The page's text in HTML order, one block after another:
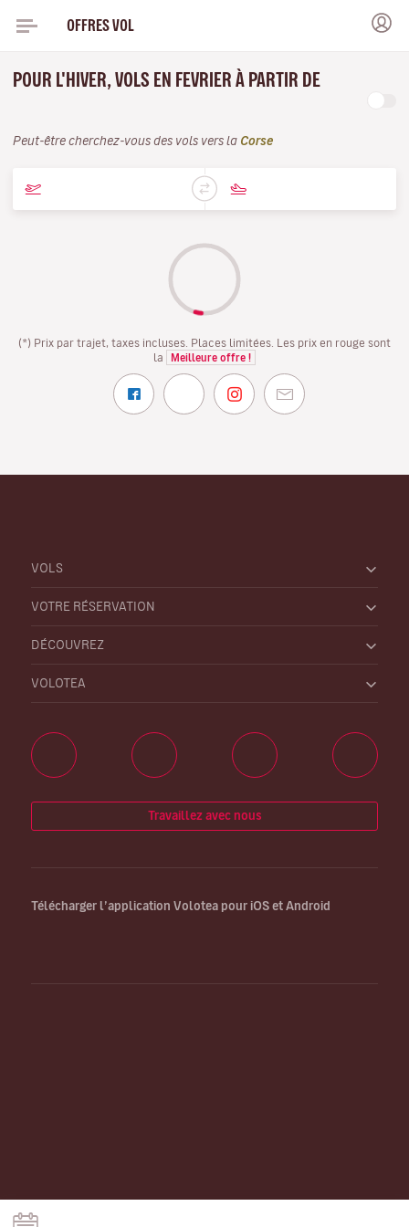
OFFRES VOL
POUR L'HIVER, VOLS EN FEVRIER À PARTIR DE
Peut-être cherchez-vous des vols vers la Corse
(*) Prix par trajet, taxes incluses. Places limitées. Les prix en rouge sont
la
Meilleure offre !
VOLS
VOTRE RÉSERVATION
DÉCOUVREZ
VOLOTEA
Travaillez avec nous
Télécharger l’application Volotea pour iOS et Android